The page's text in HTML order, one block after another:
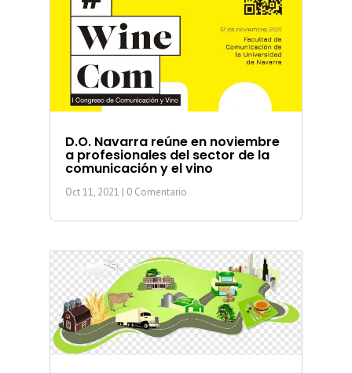
D.O. Navarra reúne en noviembre
a profesionales del sector de la
comunicación y el vino
Oct 11, 2021 | 0 Comentario